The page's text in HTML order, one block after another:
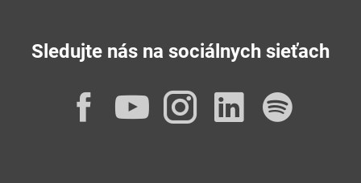
Sledujte nás na sociálnych sieťach
Facebook
YouTube
Instagram